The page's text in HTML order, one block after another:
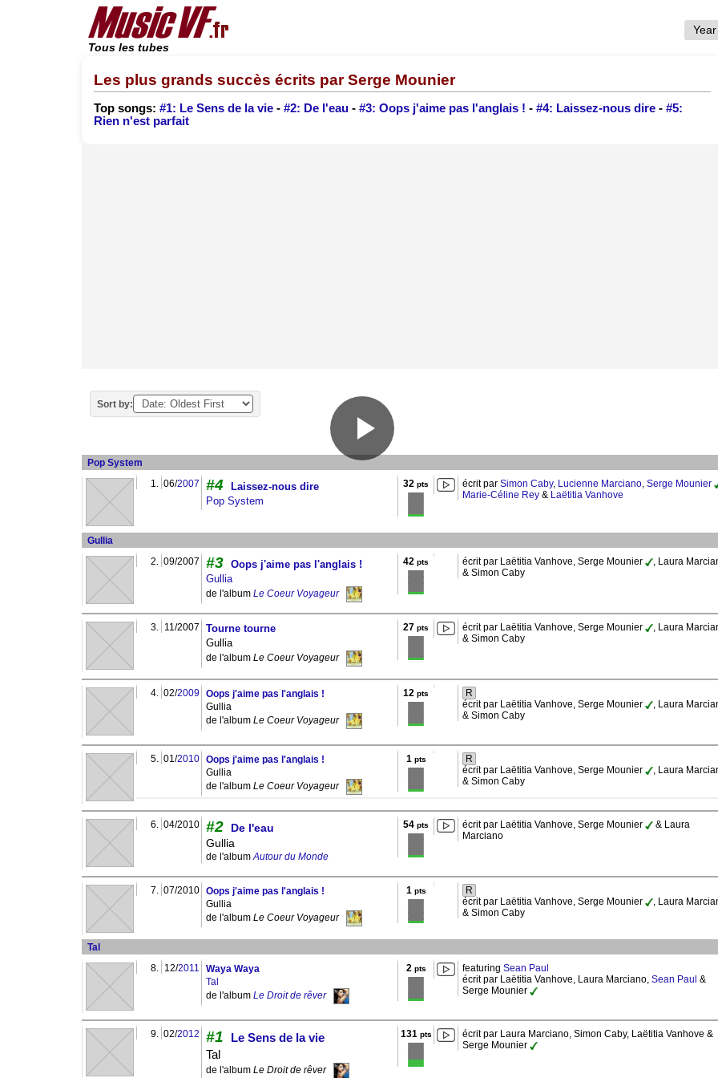
Tous les tubes
Les plus grands succès écrits par Serge Mounier
Top songs: #1: Le Sens de la vie - #2: De l'eau - #3: Oops j'aime pas l'anglais ! - #4: Laissez-nous dire - #5:
Rien n'est parfait
Sort by:
Pop System
1. 06/2007 #4
Laissez-nous dire
Pop System
32 pts écrit par Simon Caby, Lucienne Marciano, Serge Mounier
Marie-Céline Rey & Laëtitia Vanhove
Gullia
2. 09/2007 #3 Oops j'aime pas l'anglais !
Gullia
de l'album Le Coeur Voyageur
42 pts écrit par Laëtitia Vanhove, Serge Mounier
, Laura
& Simon Caby
3. 11/2007
Tourne tourne
Gullia
de l'album Le Coeur Voyageur
27 pts écrit par Laëtitia Vanhove, Serge Mounier
, Laura
& Simon Caby
4. 02/2009
Oops j'aime pas l'anglais !
Gullia
de l'album Le Coeur Voyageur
12 pts
R
écrit par Laëtitia Vanhove, Serge Mounier
, Laura
& Simon Caby
5. 01/2010 Oops j'aime pas l'anglais !
Gullia
de l'album Le Coeur Voyageur
1 pts
R
écrit par Laëtitia Vanhove, Serge Mounier
, Laura
& Simon Caby
6. 04/2010 #2
De l'eau
Gullia
de l'albumAutour du Monde
54 pts écrit par Laëtitia Vanhove, Serge Mounier
& Laura
Marciano
7. 07/2010 Oops j'aime pas l'anglais !
Gullia
de l'album Le Coeur Voyageur
1 pts
R
écrit par Laëtitia Vanhove, Serge Mounier
, Laura
& Simon Caby
Tal
8. 12/2011
Waya Waya
Tal
de l'album Le Droit de rêver
2 pts featuring Sean Paul
écrit par Laëtitia Vanhove, Laura Marciano, Sean Paul &
Serge Mounier
9. 02/2012 #1
Le Sens de la vie
Tal
de l'album Le Droit de rêver
131 pts
écrit par Laura Marciano, Simon Caby, Laëtitia Vanhove &
Serge Mounier